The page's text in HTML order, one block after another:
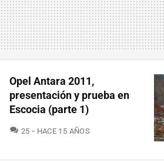
Opel Antara 2011,
presentación y prueba en
Escocia (parte 1)
25 COMENTARIOS
HACE 15 AÑOS